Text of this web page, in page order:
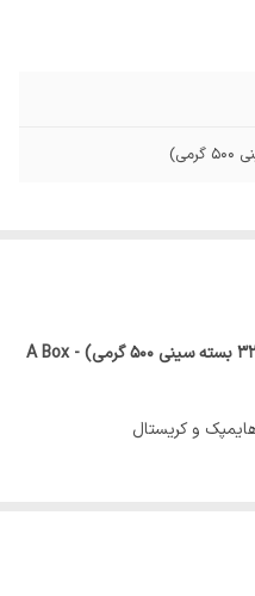
ویژگی‌های سینی یکبار مصرف 1 کارتن (32 بسته سینی 500 گرمی) - A Box
و کریستال